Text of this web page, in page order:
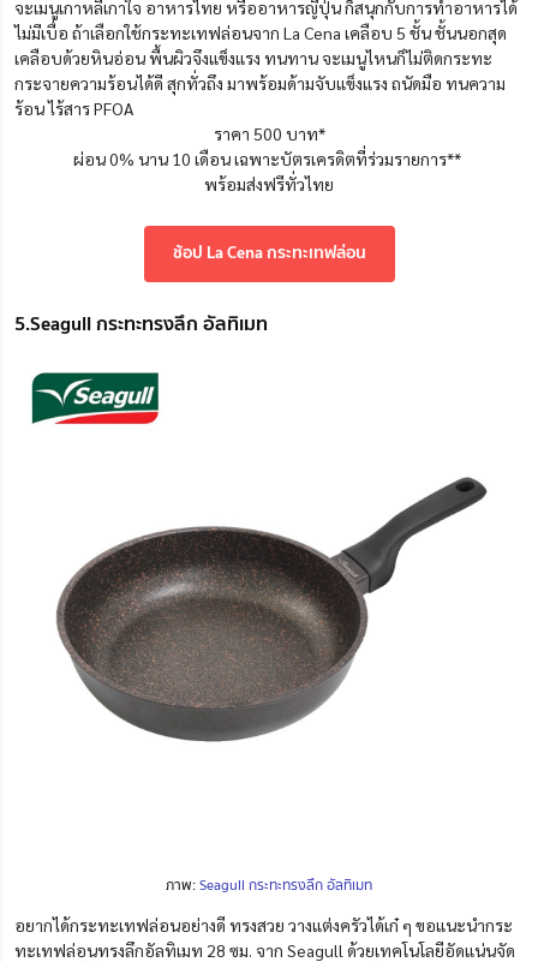
จะเมนูเกาหลีเกาใจ อาหารไทย หรืออาหารญี่ปุ่น ก็สนุกกับการทำอาหารได้
ไม่มีเบื่อ ถ้าเลือกใช้กระทะเทฟล่อนจาก La Cena เคลือบ 5 ชั้น ชั้นนอกสุด
เคลือบด้วยหินอ่อน พื้นผิวจึงแข็งแรง ทนทาน จะเมนูไหนก็ไม่ติดกระทะ
กระจายความร้อนได้ดี สุกทั่วถึง มาพร้อมด้ามจับแข็งแรง ถนัดมือ ทนความ
ร้อน ไร้สาร PFOA
ราคา 500 บาท*
ผ่อน 0% นาน 10 เดือน เฉพาะบัตรเครดิตที่ร่วมรายการ**
พร้อมส่งฟรีทั่วไทย
ช้อป La Cena กระทะเทฟล่อน
5.Seagull กระทะทรงลึก อัลทิเมท
ภาพ:Seagull กระทะทรงลึก อัลทิเมท
อยากได้กระทะเทฟล่อนอย่างดี ทรงสวย วางแต่งครัวได้เก๋ ๆ ขอแนะนำกระ
ทะเทฟล่อนทรงลึกอัลทิเมท 28 ซม. จาก Seagull ด้วยเทคโนโลยีอัดแน่นจัด